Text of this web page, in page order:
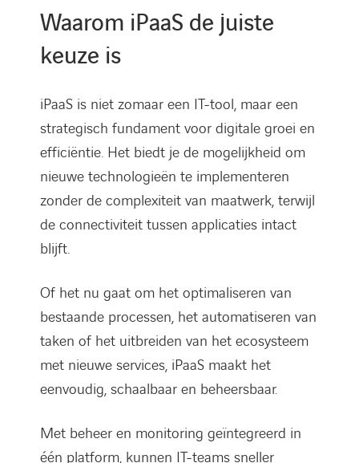
Waarom iPaaS de juiste
keuze is
iPaaS is niet zomaar een IT-tool, maar een
strategisch fundament voor digitale groei en
efficiëntie. Het biedt je de mogelijkheid om
nieuwe technologieën te implementeren
zonder de complexiteit van maatwerk, terwijl
de connectiviteit tussen applicaties intact
blijft.
Of het nu gaat om het optimaliseren van
bestaande processen, het automatiseren van
taken of het uitbreiden van het ecosysteem
met nieuwe services, iPaaS maakt het
eenvoudig, schaalbaar en beheersbaar.
Met beheer en monitoring geïntegreerd in
één platform, kunnen IT-teams sneller